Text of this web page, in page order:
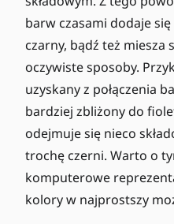
barw czasami dodaje
czarny, bądź też miesza
oczywiste sposoby.
uzyskany z połączenia
bardziej zbliżony do
odejmuje się nieco
trochę czerni. Warto o
komputerowe
kolory w najprostszy